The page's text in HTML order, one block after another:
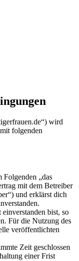
wird
folgenden
„das
mit dem Betreiber
und erklärst dich
bist, so
Für die Nutzung des
veröffentlichten
Zeit geschlossen
einer Frist